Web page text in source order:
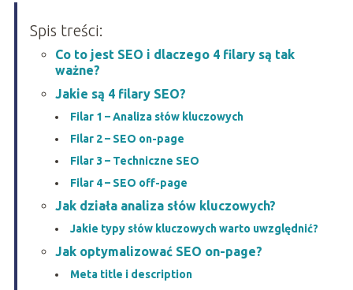
Spis treści:
Co to jest SEO i dlaczego 4 filary są tak
ważne?
Jakie są 4 filary SEO?
Filar 1 – Analiza słów kluczowych
Filar 2 – SEO on-page
Filar 3 – Techniczne SEO
Filar 4 – SEO off-page
Jak działa analiza słów kluczowych?
Jakie typy słów kluczowych warto uwzględnić?
Jak optymalizować SEO on-page?
Meta title i description